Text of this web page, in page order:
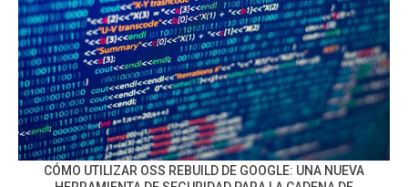
CÓMO UTILIZAR OSS REBUILD DE GOOGLE: UNA NUEVA